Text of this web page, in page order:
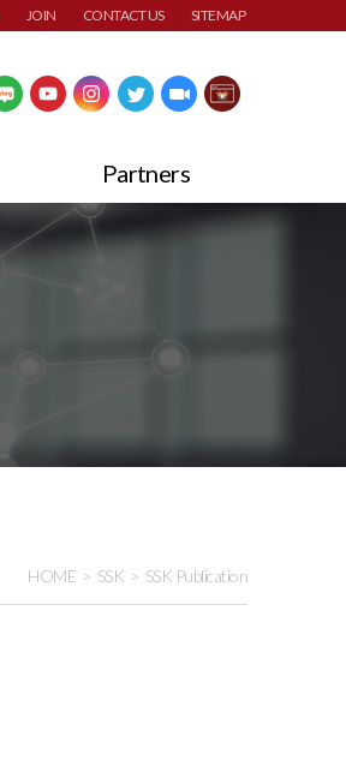
JOIN CONTACT US SITEMAP
Partners
HOME SSK SSK Publication